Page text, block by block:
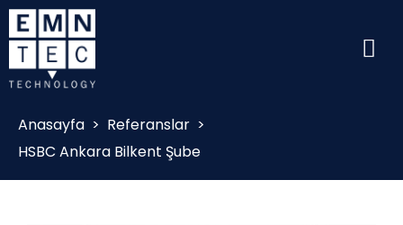
Anasayfa > Referanslar >
HSBC Ankara Bilkent Şube